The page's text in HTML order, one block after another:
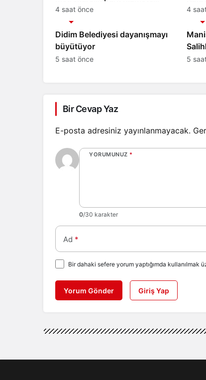
açılıyor
4 saat önce 4
Didim Belediyesi dayanışmayı
büyütüyor
Gündem
5 saat önce 5
Bir Cevap Yaz
E-posta adresiniz yayınlanmayacak.
YORUMUNUZ *
0/30 karakter
Ad *
Bir dahaki sefere yorum yaptığımda kullanılmak
Yorum Gönder Giriş Yap